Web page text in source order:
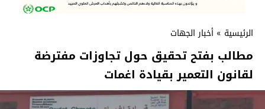
الرئيسية » أخبار الجهات
مطالب بفتح تحقيق حول تجاوزات مفترضة
لقانون التعمير بقيادة اغمات